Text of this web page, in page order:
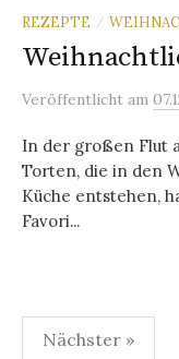
REZEPTE /
Veröffentlicht am
In der großen Flut
Torten, die in den
Küche entstehen,
Favori...
Nächster »